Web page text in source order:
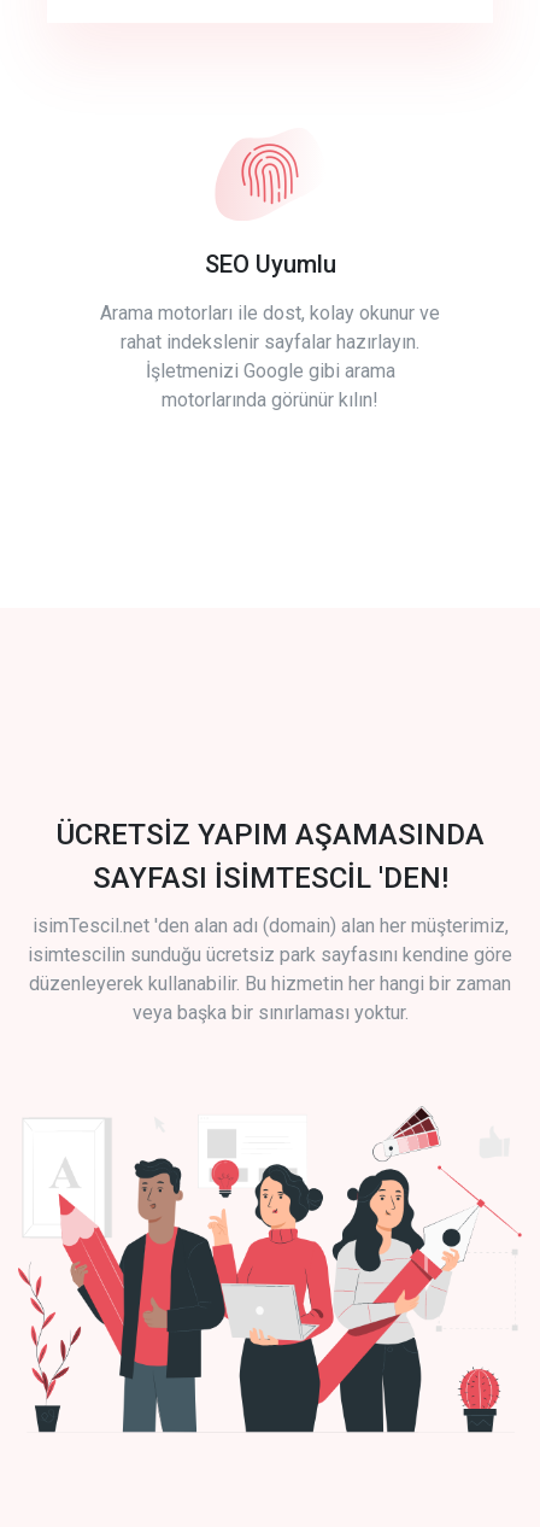
SEO Uyumlu
Arama motorları ile dost, kolay okunur ve
rahat indekslenir sayfalar hazırlayın.
İşletmenizi Google gibi arama
motorlarında görünür kılın!
ÜCRETSİZ YAPIM AŞAMASINDA
SAYFASI İSİMTESCİL 'DEN!
isimTescil.net 'den alan adı (domain) alan her müşterimiz,
isimtescilin sunduğu ücretsiz park sayfasını kendine göre
düzenleyerek kullanabilir. Bu hizmetin her hangi bir zaman
veya başka bir sınırlaması yoktur.